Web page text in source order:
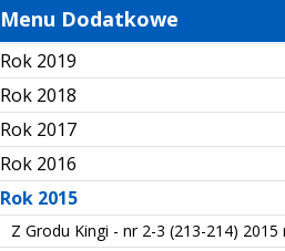
Menu Dodatkowe
Rok 2019
Rok 2018
Rok 2017
Rok 2016
Rok 2015
Z Grodu Kingi - nr 2-3 (213-214) 2015